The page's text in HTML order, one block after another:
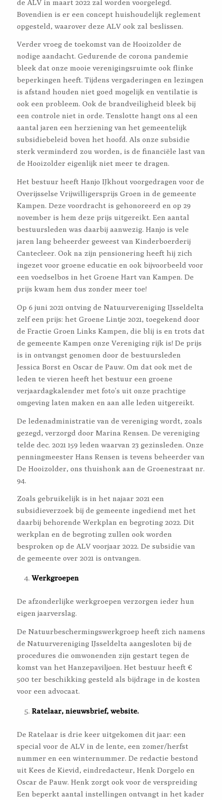
de ALV in maart 2022 zal worden voorgelegd.
Bovendien is er een concept huishoudelijk reglement
opgesteld, waarover deze ALV ook zal beslissen.
Verder vroeg de toekomst van de Hooizolder de
nodige aandacht. Gedurende de corona pandemie
bleek dat onze mooie verenigingsruimte ook flinke
beperkingen heeft. Tijdens vergaderingen en lezingen
is afstand houden niet goed mogelijk en ventilatie is
ook een probleem. Ook de brandveiligheid bleek bij
een controle niet in orde. Tenslotte hangt ons al een
aantal jaren een herziening van het gemeentelijk
subsidiebeleid boven het hoofd. Als onze subsidie
sterk verminderd zou worden, is de financiële last van
de Hooizolder eigenlijk niet meer te dragen.
Het bestuur heeft Hanjo IJkhout voorgedragen voor de
Overijsselse Vrijwilligersprijs Groen in de gemeente
Kampen. Deze voordracht is gehonoreerd en op 29
november is hem deze prijs uitgereikt. Een aantal
bestuursleden was daarbij aanwezig. Hanjo is vele
jaren lang beheerder geweest van Kinderboerderij
Cantecleer. Ook na zijn pensionering heeft hij zich
ingezet voor groene educatie en ook bijvoorbeeld voor
een voedselbos in het Groene Hart van Kampen. De
prijs kwam hem dus zonder meer toe!
Op 6 juni 2021 ontving de Natuurvereniging IJsseldelta
zelf een prijs: het Groene Lintje 2021, toegekend door
de Fractie Groen Links Kampen, die blij is en trots dat
de gemeente Kampen onze Vereniging rijk is! De prijs
is in ontvangst genomen door de bestuursleden
Jessica Borst en Oscar de Pauw. Om dat ook met de
leden te vieren heeft het bestuur een groene
verjaardagkalender met foto’s uit onze prachtige
omgeving laten maken en aan alle leden uitgereikt.
De ledenadministratie van de vereniging wordt, zoals
gezegd, verzorgd door Marina Rensen. De vereniging
telde dec. 2021 159 leden waarvan 23 gezinsleden. Onze
penningmeester Hans Rensen is tevens beheerder van
De Hooizolder, ons thuishonk aan de Groenestraat nr.
94.
Zoals gebruikelijk is in het najaar 2021 een
subsidieverzoek bij de gemeente ingediend met het
daarbij behorende Werkplan en begroting 2022. Dit
werkplan en de begroting zullen ook worden
besproken op de ALV voorjaar 2022. De subsidie van
de gemeente over 2021 is ontvangen.
Werkgroepen
De afzonderlijke werkgroepen verzorgen ieder hun
eigen jaarverslag.
De Natuurbeschermingswerkgroep heeft zich namens
de Natuurvereniging IJsseldelta aangesloten bij de
procedures die omwonenden zijn gestart tegen de
komst van het Hanzepaviljoen. Het bestuur heeft €
500 ter beschikking gesteld als bijdrage in de kosten
voor een advocaat.
Ratelaar, nieuwsbrief, website.
De Ratelaar is drie keer uitgekomen dit jaar: een
special voor de ALV in de lente, een zomer/herfst
nummer en een winternummer. De redactie bestond
uit Kees de Kievid, eindredacteur, Henk Dorgelo en
Oscar de Pauw. Henk zorgt ook voor de verspreiding
Een beperkt aantal instellingen ontvangt in het kader